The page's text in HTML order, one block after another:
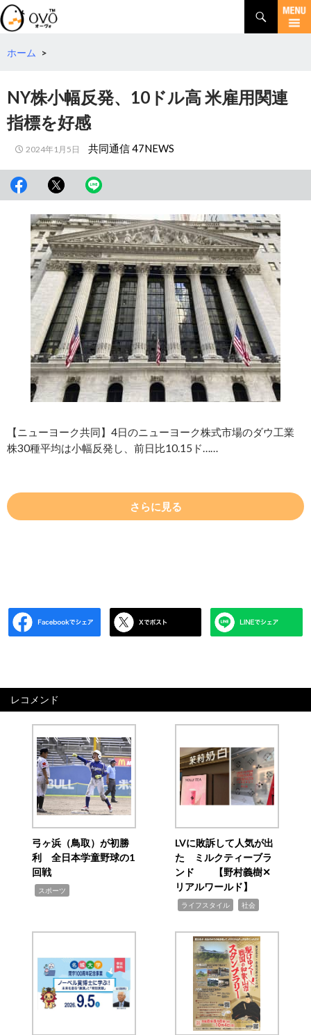
検
索
コ
テ
動
ホーム >
NY株小幅反発、10ドル高 米雇用関連
指標を好感
2024年1月5日 共同通信 47NEWS
【ニューヨーク共同】4日のニューヨーク株式市場のダウ工業
株30種平均は小幅反発し、前日比10.15ド……
さらに見る
レコメンド
弓ヶ浜（鳥取）が初勝
利 全日本学童野球の1
回戦
スポーツ
LVに敗訴して人気が出
た ミルクティーブラ
ンド 【野村義樹✕
リアルワールド】
ライフスタイル 社会